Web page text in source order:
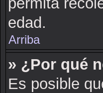
edad.
Arriba
» ¿Por qué
Es posible